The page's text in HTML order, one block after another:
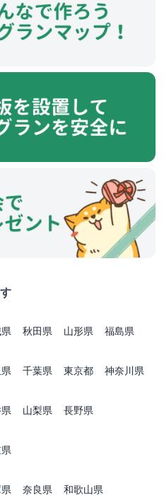
秋田県 山形県
福島県
千葉県 東京都
神奈川県
山梨県
長野県
奈良県
和歌山県